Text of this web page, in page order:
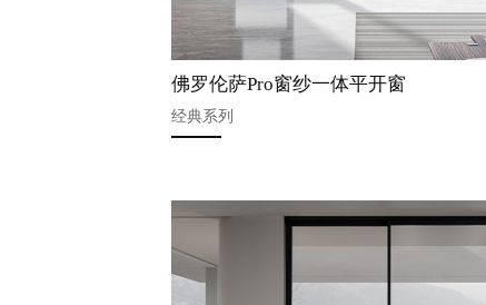
佛罗伦萨Pro窗纱一体平开窗
经典系列